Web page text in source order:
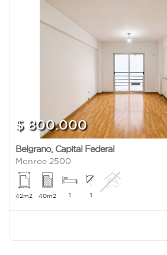
$ 800.000
Belgrano, Capital Federal
Monroe 2500
42m2 40m2 1 1